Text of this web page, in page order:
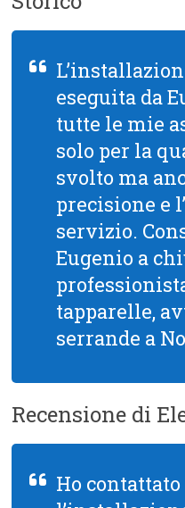
eseguita da
tutte le mie
solo per la
svolto ma
precisione e
servizio.
Eugenio a
tapparelle,
serrande a
Recensione di
Ho